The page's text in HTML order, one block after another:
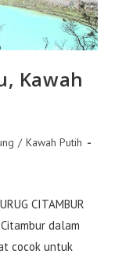
Kawah
/ Kawah Putih
CITAMBUR
dalam
cocok untuk